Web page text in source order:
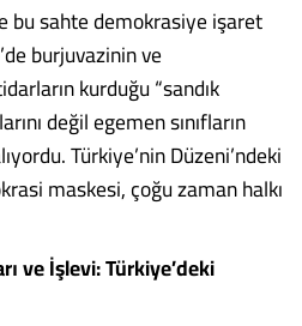
bu sahte demokrasiye işaret
burjuvazinin ve
kurduğu “sandık
değil egemen sınıfların
Türkiye’nin Düzeni’ndeki
maskesi, çoğu zaman halkı
ve İşlevi: Türkiye’deki